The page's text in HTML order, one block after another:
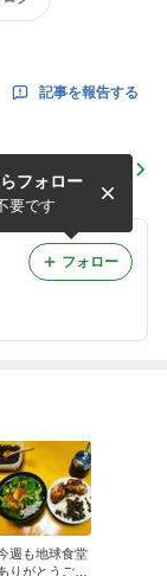
記事を報告する
！最近のご報
フォロー
要です
フォロー
週も地球食堂
りがとうござ